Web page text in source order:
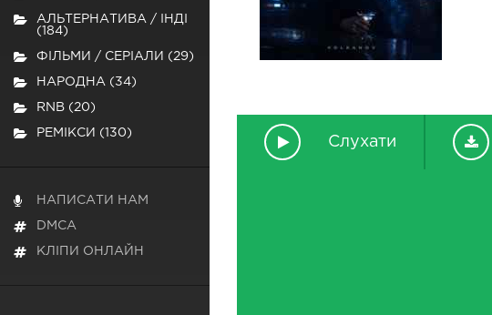
Слухати
АЛЬТЕРНАТИВА / ІНДІ
(184)
ФІЛЬМИ / СЕРІАЛИ (29)
НАРОДНА (34)
RNB (20)
РЕМІКСИ (130)
НАПИСАТИ НАМ
DMCA
КЛІПИ ОНЛАЙН